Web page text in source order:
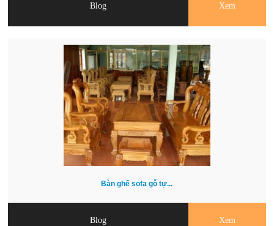
Blog Xem
Bàn ghế sofa gỗ tự...
Blog Xem